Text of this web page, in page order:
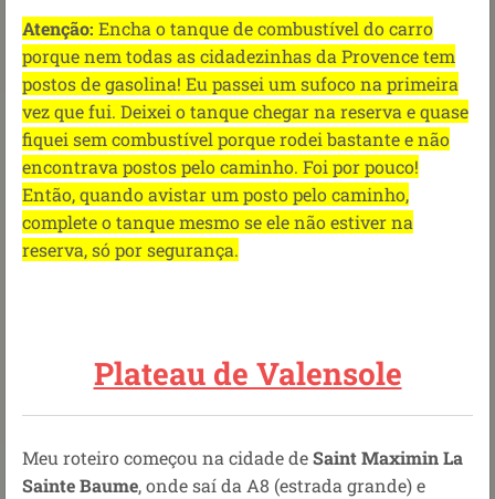
Atenção: Encha o tanque de combustível do carro
porque nem todas as cidadezinhas da Provence tem
postos de gasolina! Eu passei um sufoco na primeira
vez que fui. Deixei o tanque chegar na reserva e quase
fiquei sem combustível porque rodei bastante e não
encontrava postos pelo caminho. Foi por pouco!
Então, quando avistar um posto pelo caminho,
complete o tanque mesmo se ele não estiver na
reserva, só por segurança.
Plateau de Valensole
Meu roteiro começou na cidade deSaint Maximin La
Sainte Baume, onde saí da A8 (estrada grande) e